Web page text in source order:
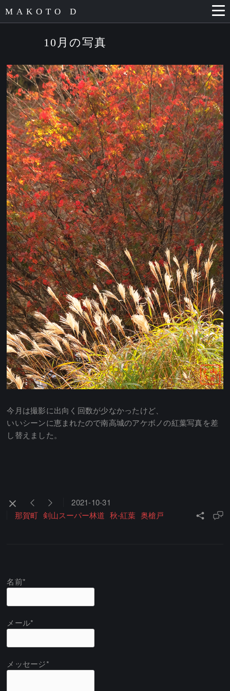
MAKOTO D
10月の写真
今月は撮影に出向く回数が少なかったけど、
いいシーンに恵まれたので南高城のアケボノの紅葉写真を差
し替えました。
2021-10-31
那賀町 剣山スーパー林道 秋-紅葉 奥槍戸
名前*
メール*
メッセージ*